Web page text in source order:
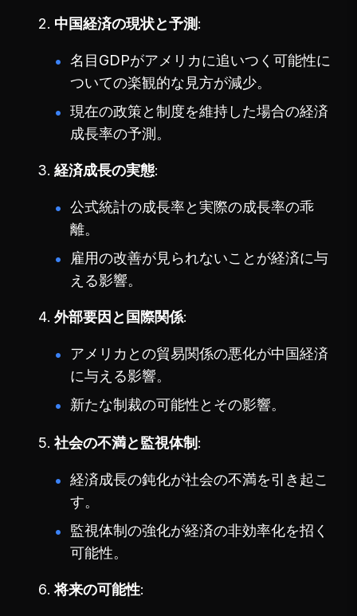
中国経済の現状と予測
名目GDPがアメリカに追いつく可能性に
ついての楽観的な見方が減少。
現在の政策と制度を維持した場合の経済
成長率の予測。
経済成長の実態
公式統計の成長率と実際の成長率の乖
離。
雇用の改善が見られないことが経済に与
える影響。
外部要因と国際関係
アメリカとの貿易関係の悪化が中国経済
に与える影響。
新たな制裁の可能性とその影響。
社会の不満と監視体制
経済成長の鈍化が社会の不満を引き起こ
す。
監視体制の強化が経済の非効率化を招く
可能性。
将来の可能性